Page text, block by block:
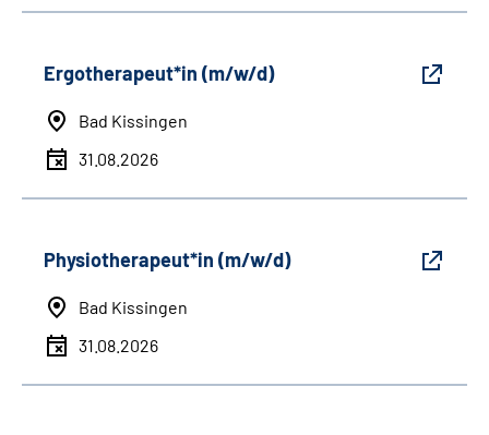
Ergotherapeut*in (m/w/d)
Bad Kissingen
31.08.2026
Physiotherapeut*in (m/w/d)
Bad Kissingen
31.08.2026